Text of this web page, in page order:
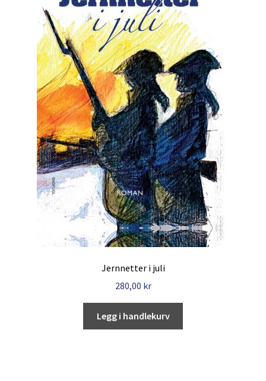
Jernnetter i juli
280,00 kr
Legg i handlekurv